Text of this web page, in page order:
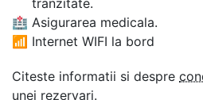
tranzitate.
🏥 Asigurarea medicala.
📶 Internet WIFI la bord
Citeste informatii si despre
unei rezervari.